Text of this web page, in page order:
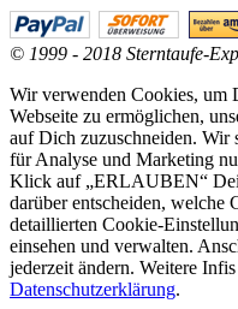
© 1999 - 2018 Sterntaufe-
Wir verwenden Cookies, um
Webseite zu ermöglichen,
auf Dich zuzuschneiden. Wir
für Analyse und Marketing
Klick auf „ERLAUBEN“
darüber entscheiden, welche
detaillierten Cookie-
einsehen und verwalten.
jederzeit ändern. Weitere
Datenschutzerklärung.